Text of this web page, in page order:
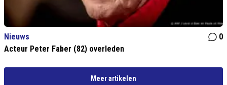
Nieuws
0
Acteur Peter Faber (82) overleden
Meer artikelen